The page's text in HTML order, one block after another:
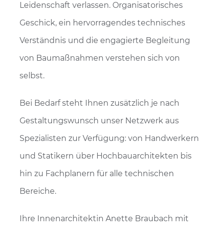
Leidenschaft verlassen. Organisatorisches
Geschick, ein hervorragendes technisches
Verständnis und die engagierte Begleitung
von Baumaßnahmen verstehen sich von
selbst.
Bei Bedarf steht Ihnen zusätzlich je nach
Gestaltungswunsch unser Netzwerk aus
Spezialisten zur Verfügung: von Handwerkern
und Statikern über Hochbauarchitekten bis
hin zu Fachplanern für alle technischen
Bereiche.
Ihre Innenarchitektin Anette Braubach mit